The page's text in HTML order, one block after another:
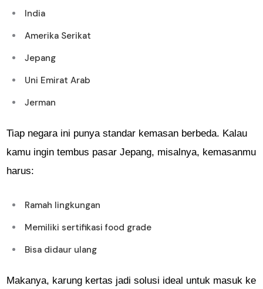
India
Amerika Serikat
Jepang
Uni Emirat Arab
Jerman
Tiap negara ini punya standar kemasan berbeda. Kalau
kamu ingin tembus pasar Jepang, misalnya, kemasanmu
harus:
Ramah lingkungan
Memiliki sertifikasi food grade
Bisa didaur ulang
Makanya, karung kertas jadi solusi ideal untuk masuk ke